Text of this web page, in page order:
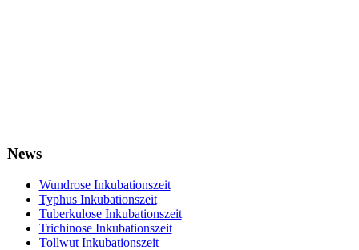
News
Wundrose Inkubationszeit
Typhus Inkubationszeit
Tuberkulose Inkubationszeit
Trichinose Inkubationszeit
Tollwut Inkubationszeit